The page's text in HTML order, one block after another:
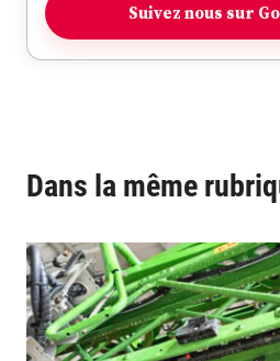
Suivez nous sur
Dans la même